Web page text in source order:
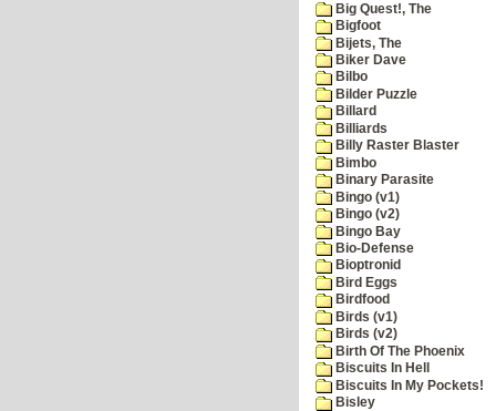
Big Quest!, The
Bigfoot
Bijets, The
Biker Dave
Bilbo
Bilder Puzzle
Billard
Billiards
Billy Raster Blaster
Bimbo
Binary Parasite
Bingo (v1)
Bingo (v2)
Bingo Bay
Bio-Defense
Bioptronid
Bird Eggs
Birdfood
Birds (v1)
Birds (v2)
Birth Of The Phoenix
Biscuits In Hell
Biscuits In My Pockets!
Bisley